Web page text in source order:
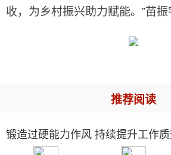
收，为乡村振兴助力赋能。”苗振
推荐阅读
锻造过硬能力作风 持续提升工作